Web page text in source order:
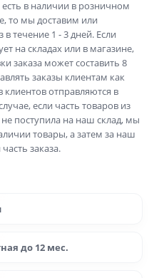
в наличии в розничном
то мы доставим или
течение 1 - 3 дней. Если
на складах или в магазине,
заказа может составить 8
заказы клиентам как
отправляются в
если часть товаров из
поступила на наш склад, мы
товары, а затем за наш
заказа.
до 12 мес.